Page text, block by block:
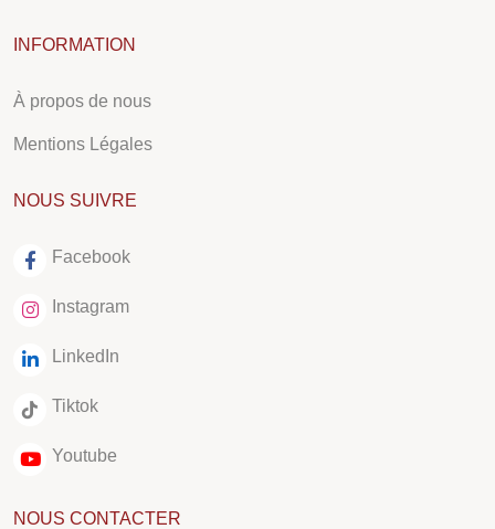
INFORMATION
À propos de nous
Mentions Légales
NOUS SUIVRE
Facebook
Instagram
LinkedIn
Tiktok
Youtube
NOUS CONTACTER